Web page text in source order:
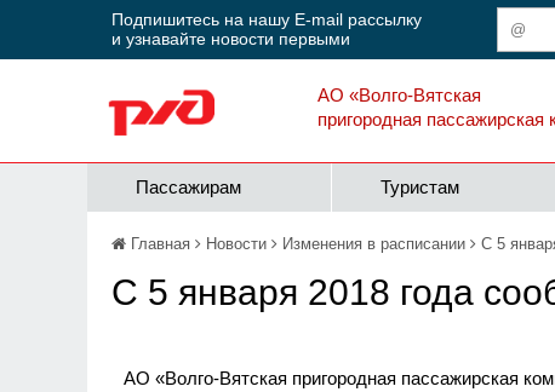
Подпишитесь на нашу E-mail рассылку
и узнавайте новости первыми
АО «Волго-Вятская
пригородная пассажирская
Пассажирам Туристам
Главная Новости Изменения в расписании С 5
С 5 января 2018 года
АО «Волго-Вятская пригородная пассажирская